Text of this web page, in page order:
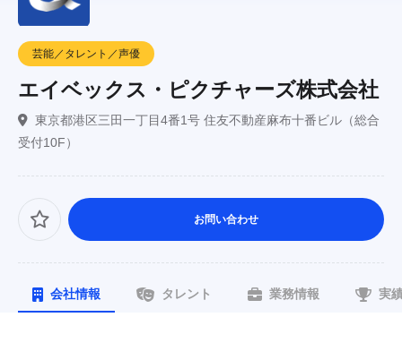
芸能／タレント／声優
エイベックス・ピクチャーズ株式会社
東京都港区三田一丁目4番1号 住友不動産麻布十番ビル（総合
受付10F）
お問い合わせ
会社情報 タレント 業務情報 実